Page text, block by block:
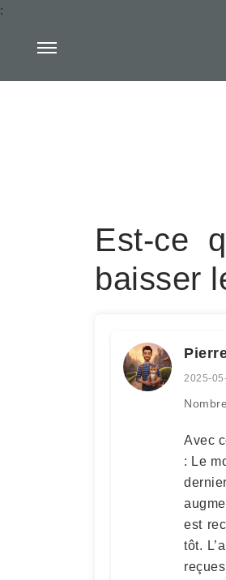
:
Est-ce
baisser
2025-
Avec
: Le
est
tôt.